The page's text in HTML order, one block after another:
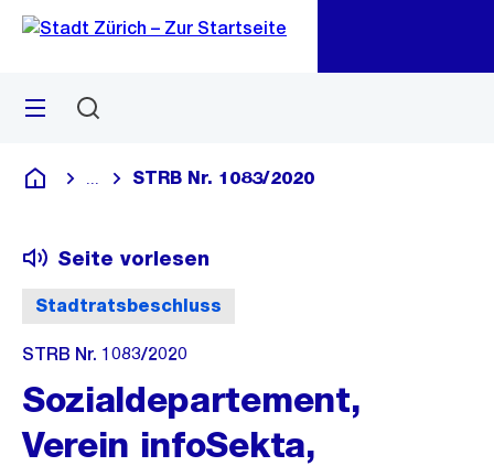
Navigation
Sprunglink
Menü
Deutsch
Blende alle Breadcrumbs ein
STRB Nr. 1083/2020
Stadtratsbeschluss
Seite vorlesen
STRB Nr. 1083/2020
Sozialdepartement,
Verein infoSekta,